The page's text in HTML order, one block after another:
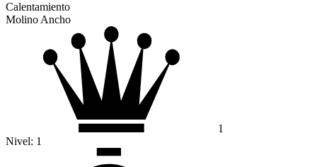
Calentamiento
Molino Ancho
1
Nivel: 1